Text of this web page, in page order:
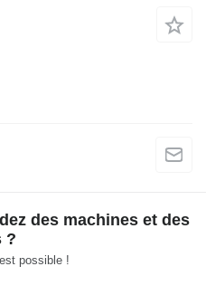
des machines et des
?
possible !